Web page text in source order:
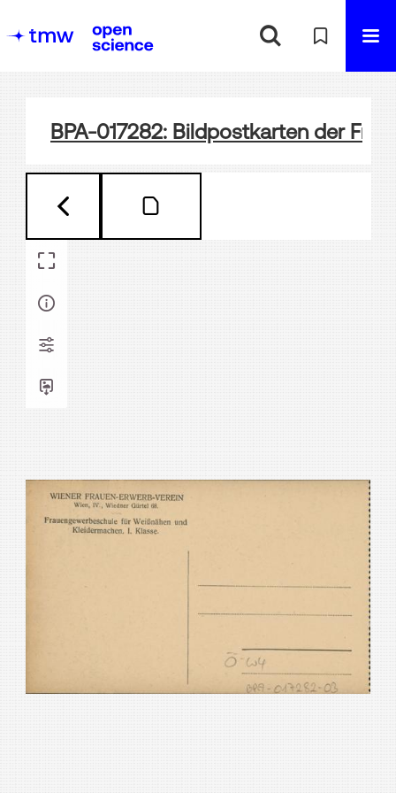
BPA-017282: Bildpostkarten der